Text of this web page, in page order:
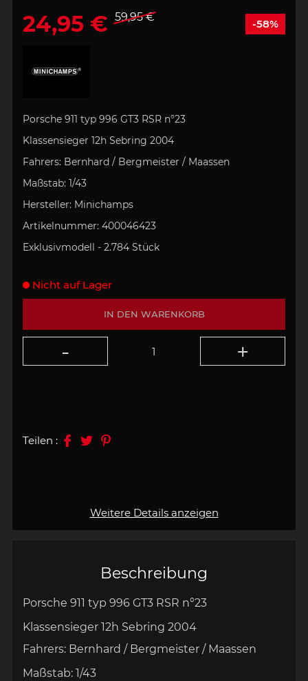
Beschreibung
Porsche 911 typ 996 GT3 RSR n°23
Klassensieger 12h Sebring 2004
Fahrers: Bernhard / Bergmeister / Maassen
Maßstab: 1/43
24,95 € 59,95 € -58%
Porsche 911 typ 996 GT3 RSR n°23
Klassensieger 12h Sebring 2004
Fahrers: Bernhard / Bergmeister / Maassen
Maßstab: 1/43
Hersteller: Minichamps
Artikelnummer: 400046423
Exklusivmodell - 2.784 Stück
Weitere Details anzeigen
IN DEN WARENKORB
Nicht auf Lager
Teilen :